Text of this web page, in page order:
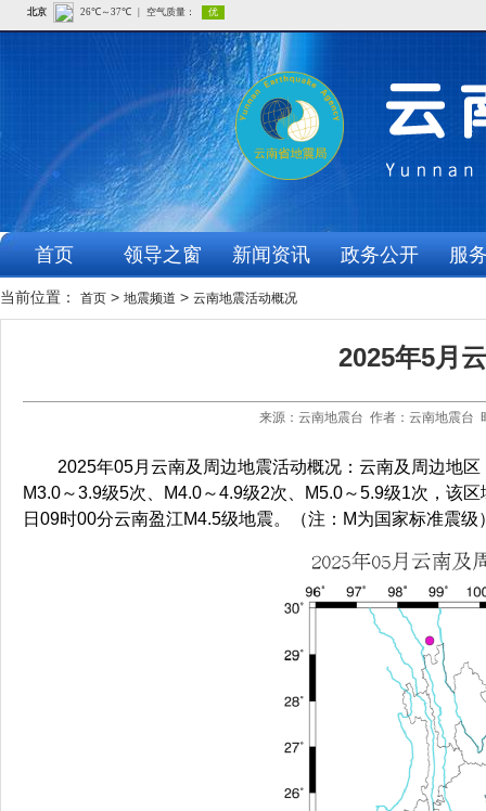
首页 领导之窗 新闻资讯 政务公开 服
当前位置： 首页 > 地震频道 > 云南地震活动概况
2025年5月
来源：云南地震台 作者：云南地震台
2025年05月云南及周边地震活动概况：云南及周边地
M3.0～3.9级5次、M4.0～4.9级2次、M5.0～5.9级1次，该
日09时00分云南盈江M4.5级地震。（注：M为国家标准震级